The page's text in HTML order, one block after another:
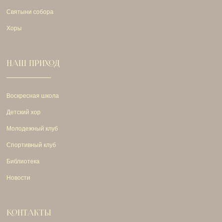
Святыни собора
Хоры
НАШ ПРИХОД
Воскресная школа
Детский хор
Молодежный клуб
Спортивный клуб
Библиотека
Новости
КОНТАКТЫ